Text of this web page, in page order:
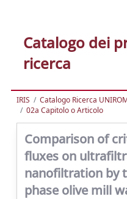
Catalogo dei
ricerca
IRIS Catalogo Ricerca
02a Capitolo o Articolo
Comparison of
fluxes on
nanofiltration by
phase olive mill